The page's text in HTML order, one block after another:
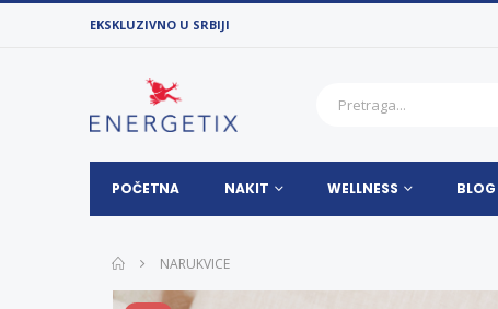
EKSKLUZIVNO U SRBIJI
POČETNA NAKIT WELLNESS BLOG
NARUKVICE